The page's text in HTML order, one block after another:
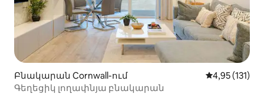
Բնակարան Cornwall-ում Միջին
4,95 (131)
Գեղեցիկ լողափնյա բնակարան